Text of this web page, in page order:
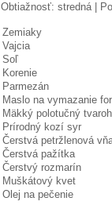
Obtiažnosť: stredná |
Zemiaky
Vajcia
Soľ
Korenie
Parmezán
Maslo na vymazanie
Mäkký polotučný tvaroh
Prírodný kozí syr
Čerstvá petržlenová
Čerstvá pažítka
Čerstvý rozmarín
Muškátový kvet
Olej na pečenie